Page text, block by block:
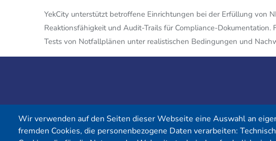
YekCity unterstützt betroffene Einrichtungen bei der Erfüllung von
Reaktionsfähigkeit und Audit-Trails für Compliance-
Tests von Notfallplänen unter realistischen Bedingungen und
Wir verwenden auf den Seiten dieser Webseite eine Auswahl an
fremden Cookies, die personenbezogene Daten verarbeiten: